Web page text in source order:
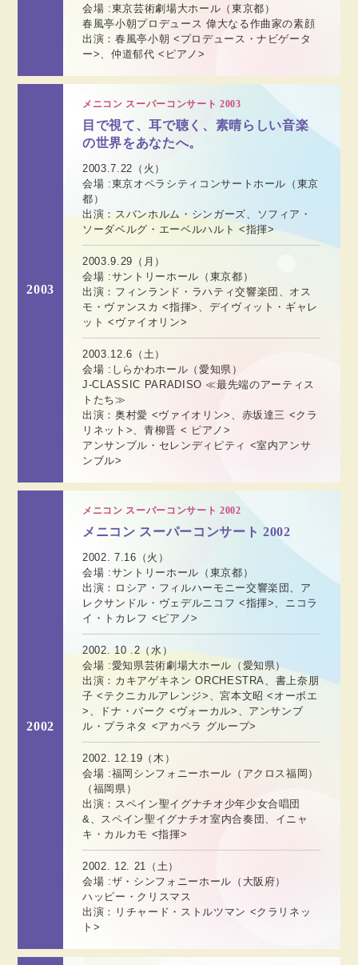
会場 :東京芸術劇場大ホール（東京都）
春風亭小朝プロデュース 偉大なる作曲家の素顔
出演：春風亭小朝 <プロデュース・ナビゲータ
ー>、仲道郁代 <ピアノ>
2003
メニコン スーパーコンサート 2003
目で視て、耳で聴く、素晴らしい音楽
の世界をあなたへ。
2003.7.22（火）
会場 :東京オペラシティコンサートホール（東京
都）
出演：スバンホルム・シンガーズ、ソフィア・
ソーダベルグ・エーベルハルト <指揮>
2003.9.29（月）
会場 :サントリーホール（東京都）
出演：フィンランド・ラハティ交響楽団、オス
モ・ヴァンスカ <指揮>、デイヴィット・ギャレ
ット <ヴァイオリン>
2003.12.6（土）
会場 :しらかわホール（愛知県）
J-CLASSIC PARADISO ≪最先端のアーティス
トたち≫
出演：奥村愛 <ヴァイオリン>、赤坂達三 <クラ
リネット>、青柳晋 < ピアノ>
アンサンブル・セレンディピティ <室内アンサ
ンブル>
2002
メニコン スーパーコンサート 2002
メニコン スーパーコンサート 2002
2002. 7.16（火）
会場 :サントリーホール（東京都）
出演：ロシア・フィルハーモニー交響楽団、ア
レクサンドル・ヴェデルニコフ <指揮>、ニコラ
イ・トカレフ <ピアノ>
2002. 10 .2（水）
会場 :愛知県芸術劇場大ホール（愛知県）
出演：カキアゲキネン ORCHESTRA、書上奈朋
子 <テクニカルアレンジ>、宮本文昭 <オーボエ
>、ドナ・バーク <ヴォーカル>、アンサンブ
ル・プラネタ <アカペラ グループ>
2002. 12.19（木）
会場 :福岡シンフォニーホール（アクロス福岡）
（福岡県）
出演：スペイン聖イグナチオ少年少女合唱団
&、スペイン聖イグナチオ室内合奏団、イニャ
キ・カルカモ <指揮>
2002. 12. 21（土）
会場 :ザ・シンフォニーホール（大阪府）
ハッピー・クリスマス
出演：リチャード・ストルツマン <クラリネッ
ト>